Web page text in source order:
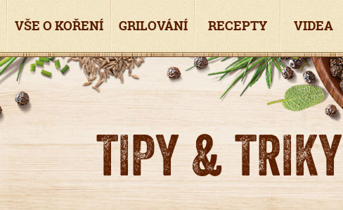
VŠE O KOŘENÍ GRILOVÁNÍ RECEPTY VIDEA
TIPY & TRIKY